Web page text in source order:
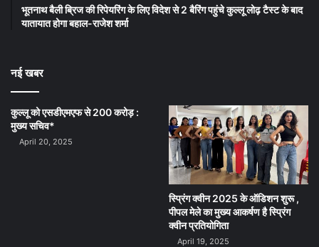
भूतनाथ बैली ब्रिज की रिपेयरिंग के लिए विदेश से 2 बैरिंग पहुंचे कुल्लू लोढ़ टैस्ट के बाद
यातायात होगा बहाल-राजेश शर्मा
नई खबर
कुल्लू को एसडीएमएफ से 200 करोड़ :
मुख्य सचिव*
April 20, 2025
स्प्रिंग क्वीन 2025 के ऑडिशन शुरू ,
पीपल मेले का मुख्य आकर्षण है स्प्रिंग
क्वीन प्रतियोगिता
April 19, 2025